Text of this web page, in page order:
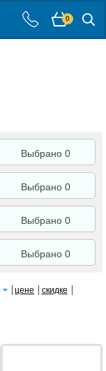
0
Выбрано 0
Выбрано 0
Выбрано 0
Выбрано 0
цене
скидке